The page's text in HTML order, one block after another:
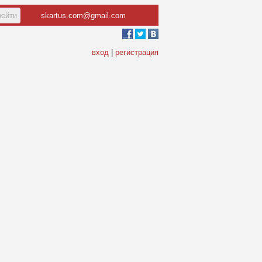
skartus.com@gmail.com
вход регистрация